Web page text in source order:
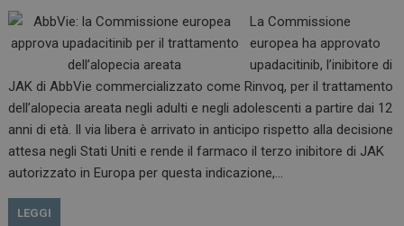
La Commissione
europea ha approvato
upadacitinib, l’inibitore di
JAK di AbbVie commercializzato come Rinvoq, per il trattamento
dell’alopecia areata negli adulti e negli adolescenti a partire dai 12
anni di età. Il via libera è arrivato in anticipo rispetto alla decisione
attesa negli Stati Uniti e rende il farmaco il terzo inibitore di JAK
autorizzato in Europa per questa indicazione,…
LEGGI